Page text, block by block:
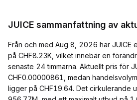
JUICE sammanfattning av
Från och med Aug 8, 2026 har JUICE
på CHF8.23K, vilket innebär en
senaste 24 timmarna. Aktuellt pris för
CHF0.00000861, medan
ligger på CHF19.64. Det cirkulerande